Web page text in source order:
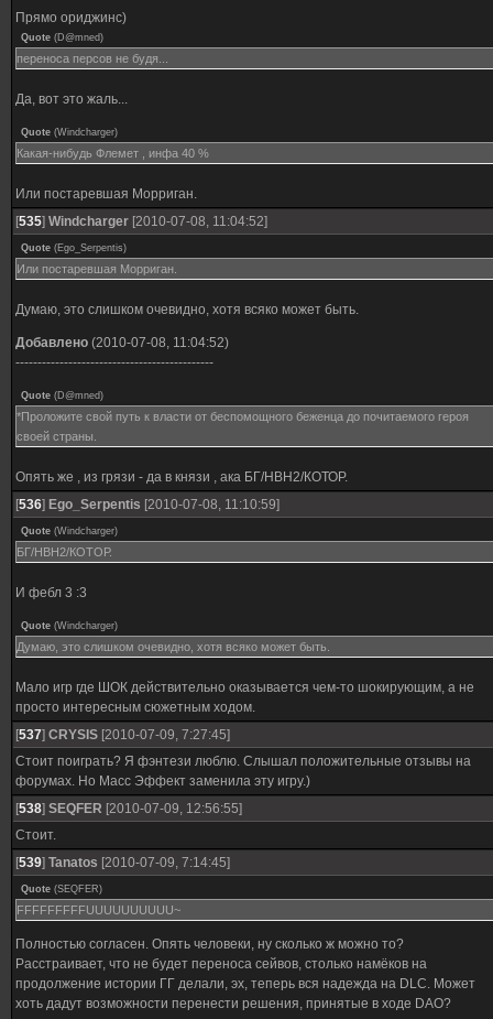
Прямо ориджинс)
Quote (D@mned)
переноса персов не будя...
Да, вот это жаль...
Quote (Windcharger)
Какая-нибудь Флемет , инфа 40 %
Или постаревшая Морриган.
[535] Windcharger [2010-07-08, 11:04:52]
Quote (Ego_Serpentis)
Или постаревшая Морриган.
Думаю, это слишком очевидно, хотя всяко может быть.
Добавлено (2010-07-08, 11:04:52)
---------------------------------------------
Quote (D@mned)
*Проложите свой путь к власти от беспомощного беженца до почитаемого героя
своей страны.
Опять же , из грязи - да в князи , ака БГ/НВН2/КОТОР.
[536] Ego_Serpentis [2010-07-08, 11:10:59]
Quote (Windcharger)
БГ/НВН2/КОТОР.
И фебл 3 :3
Quote (Windcharger)
Думаю, это слишком очевидно, хотя всяко может быть.
Мало игр где ШОК действительно оказывается чем-то шокирующим, а не
просто интересным сюжетным ходом.
[537] CRYSIS [2010-07-09, 7:27:45]
Стоит поиграть? Я фэнтези люблю. Слышал положительные отзывы на
форумах. Но Масс Эффект заменила эту игру.)
[538] SEQFER [2010-07-09, 12:56:55]
Стоит.
[539] Tanatos [2010-07-09, 7:14:45]
Quote (SEQFER)
FFFFFFFFFUUUUUUUUUU~
Полностью согласен. Опять человеки, ну сколько ж можно то?
Расстраивает, что не будет переноса сейвов, столько намёков на
продолжение истории ГГ делали, эх, теперь вся надежда на DLC. Может
хоть дадут возможности перенести решения, принятые в ходе DAO?